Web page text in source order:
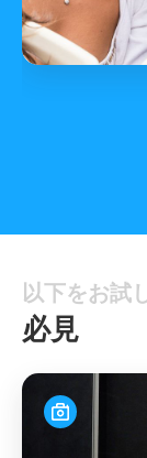
パリシ
以下をお試
必見